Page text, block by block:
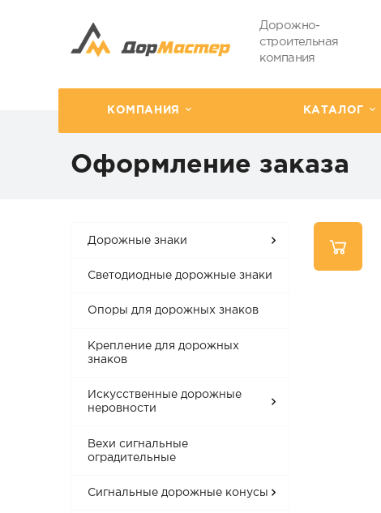
Дорожно-
строительная
компания
КОМПАНИЯ КАТАЛОГ
Оформление заказа
Дорожные знаки
Светодиодные дорожные знаки
Опоры для дорожных знаков
Крепление для дорожных
знаков
Искусственные дорожные
неровности
Вехи сигнальные
оградительные
Сигнальные дорожные конусы